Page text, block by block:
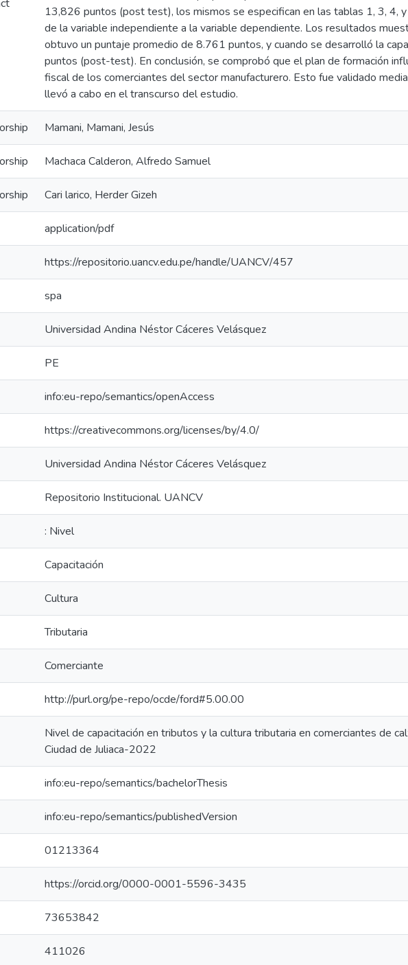
13,826 puntos (post test), los mismos se especifican en las tablas 1, 3, 4,
de la variable independiente a la variable dependiente. Los resultados
obtuvo un puntaje promedio de 8.761 puntos, y cuando se desarrolló la
puntos (post-test). En conclusión, se comprobó que el plan de formación
fiscal de los comerciantes del sector manufacturero. Esto fue validado
llevó a cabo en el transcurso del estudio.
Mamani, Mamani, Jesús
Machaca Calderon, Alfredo Samuel
Cari larico, Herder Gizeh
application/pdf
https://repositorio.uancv.edu.pe/handle/UANCV/457
spa
Universidad Andina Néstor Cáceres Velásquez
PE
info:eu-repo/semantics/openAccess
https://creativecommons.org/licenses/by/4.0/
Universidad Andina Néstor Cáceres Velásquez
Repositorio Institucional. UANCV
: Nivel
Capacitación
Cultura
Tributaria
Comerciante
http://purl.org/pe-repo/ocde/ford#5.00.00
Nivel de capacitación en tributos y la cultura tributaria en comerciantes de
Ciudad de Juliaca-2022
info:eu-repo/semantics/bachelorThesis
info:eu-repo/semantics/publishedVersion
01213364
https://orcid.org/0000-0001-5596-3435
73653842
411026